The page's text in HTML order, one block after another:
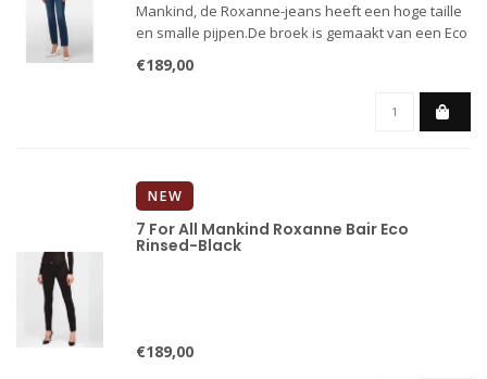
Mankind, de Roxanne-jeans heeft een hoge taille
en smalle pijpen.De broek is gemaakt van een Eco
€189,00
NEW
7 For All Mankind Roxanne Bair Eco
Rinsed-Black
€189,00